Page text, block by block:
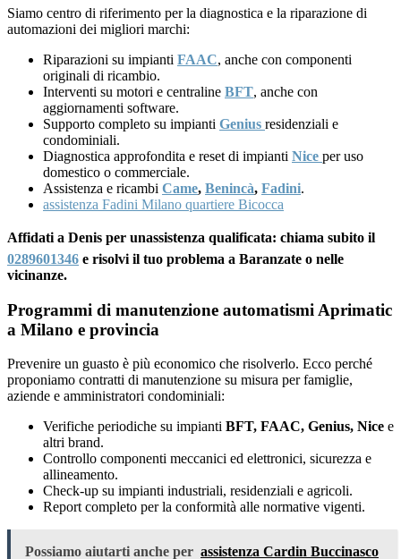
Siamo centro di riferimento per la diagnostica e la riparazione di
automazioni dei migliori marchi:
Riparazioni su impianti FAAC, anche con componenti
originali di ricambio.
Interventi su motori e centraline BFT, anche con
aggiornamenti software.
Supporto completo su impianti Genius residenziali e
condominiali.
Diagnostica approfondita e reset di impianti Nice per uso
domestico o commerciale.
Assistenza e ricambi Came, Benincà, Fadini.
assistenza Fadini Milano quartiere Bicocca
Affidati a Denis per unassistenza qualificata: chiama subito il
0289601346 e risolvi il tuo problema a Baranzate o nelle
vicinanze.
Programmi di manutenzione automatismi Aprimatic
a Milano e provincia
Prevenire un guasto è più economico che risolverlo. Ecco perché
proponiamo contratti di manutenzione su misura per famiglie,
aziende e amministratori condominiali:
Verifiche periodiche su impianti BFT, FAAC, Genius, Nice e
altri brand.
Controllo componenti meccanici ed elettronici, sicurezza e
allineamento.
Check-up su impianti industriali, residenziali e agricoli.
Report completo per la conformità alle normative vigenti.
Possiamo aiutarti anche per assistenza Cardin Buccinasco